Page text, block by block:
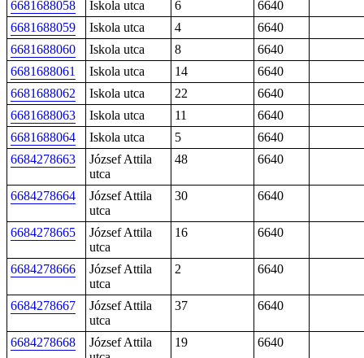
6681688058 Iskola utca 6
6640
6681688059
Iskola utca 4
6640
6681688060
Iskola utca 8
6640
6681688061
Iskola utca 14
6640
6681688062
Iskola utca 22
6640
6681688063
Iskola utca 11
6640
6681688064
Iskola utca 5
6640
6684278663
József Attila
utca
48 6640
6684278664
József Attila
utca
30 6640
6684278665
József Attila
utca
16 6640
6684278666
József Attila
utca
2 6640
6684278667
József Attila
utca
37 6640
6684278668
József Attila
19 6640